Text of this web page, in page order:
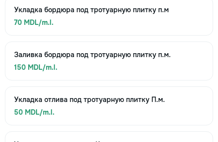
Укладка бордюра под тротуарную плитку п.м
70 MDL/m.l.
Заливка бордюра под тротуарную плитку п.м.
150 MDL/m.l.
Укладка отлива под тротуарную плитку П.м.
50 MDL/m.l.